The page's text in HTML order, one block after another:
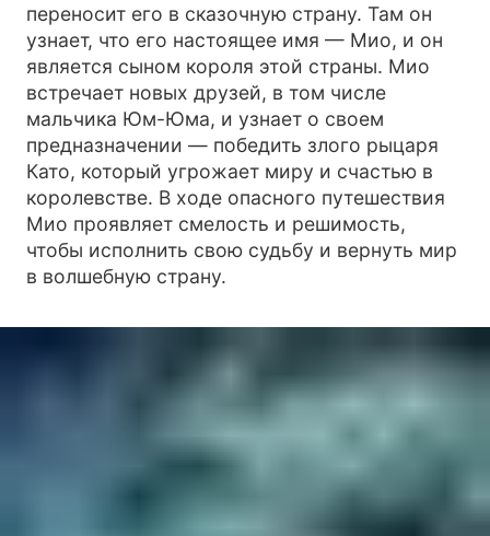
переносит его в сказочную страну. Там он
узнает, что его настоящее имя — Мио, и он
является сыном короля этой страны. Мио
встречает новых друзей, в том числе
мальчика Юм-Юма, и узнает о своем
предназначении — победить злого рыцаря
Като, который угрожает миру и счастью в
королевстве. В ходе опасного путешествия
Мио проявляет смелость и решимость,
чтобы исполнить свою судьбу и вернуть мир
в волшебную страну.